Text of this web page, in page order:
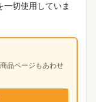
一切使用していま
品ページもあわせ